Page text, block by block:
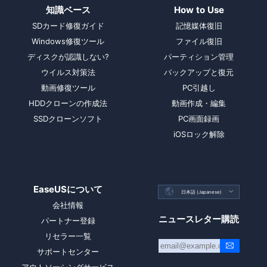
知識ベース
SDカード修復ガイド
Windows修復ツール
ディスクが認識しない?
ウイルス対策法
動画修復ツール
HDDクローンの作成法
SSDクローンソフト
How to Use
記憶媒体復旧
ファイル復旧
パーティション管理
バックアップと復元
PC引越し
動画作成・編集
PC画面録画
iOSロック解除
EaseUSについて
会社情報
パートナー登録
リセラー一覧
サポートセンター
 日本語 (Japanese) 
ニュースレター購読